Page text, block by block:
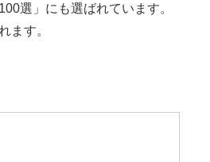
選」にも選ばれています。
ます。